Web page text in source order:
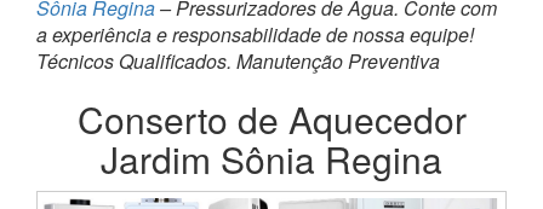
Sônia Regina– Pressurizadores de Água. Conte com
a experiência e responsabilidade de nossa equipe!
Técnicos Qualificados. Manutenção Preventiva
Conserto de Aquecedor
Jardim Sônia Regina